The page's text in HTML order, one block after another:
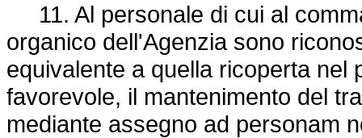
11. Al personale di cui al
organico dell'Agenzia sono
equivalente a quella ricoperta nel
favorevole, il mantenimento del
mediante assegno ad personam